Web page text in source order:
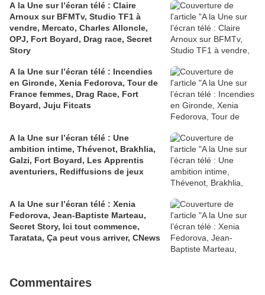
A la Une sur l’écran télé : Claire
Arnoux sur BFMTv, Studio TF1 à
vendre, Mercato, Charles Alloncle,
OPJ, Fort Boyard, Drag race, Secret
Story
A la Une sur l’écran télé : Incendies
en Gironde, Xenia Fedorova, Tour de
France femmes, Drag Race, Fort
Boyard, Juju Fitcats
A la Une sur l’écran télé : Une
ambition intime, Thévenot, Brakhlia,
Galzi, Fort Boyard, Les Apprentis
aventuriers, Rediffusions de jeux
A la Une sur l’écran télé : Xenia
Fedorova, Jean-Baptiste Marteau,
Secret Story, Ici tout commence,
Taratata, Ça peut vous arriver, CNews
Commentaires